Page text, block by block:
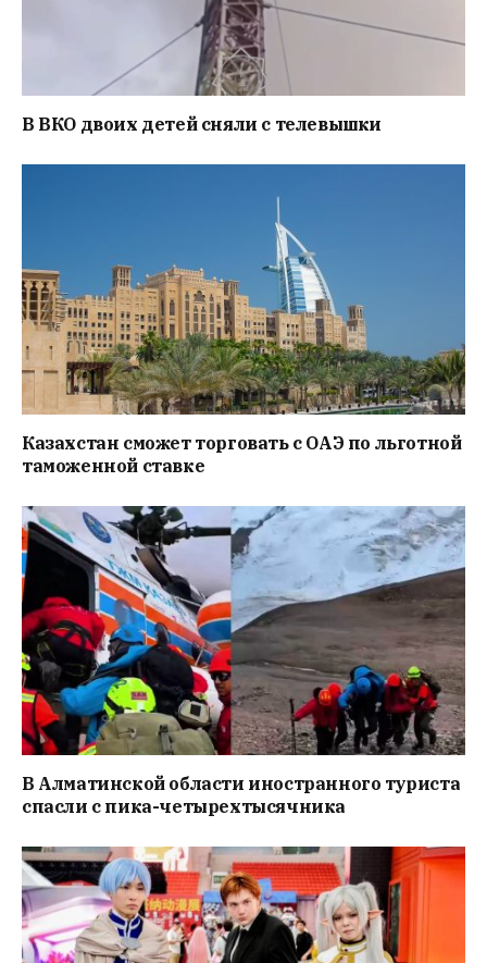
В ВКО двоих детей сняли с телевышки
Казахстан сможет торговать с ОАЭ по льготной
таможенной ставке
В Алматинской области иностранного туриста
спасли с пика-четырехтысячника